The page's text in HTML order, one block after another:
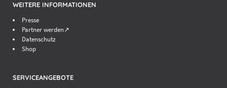
WEITERE INFORMATIONEN
Presse
Partner werden↗
Datenschutz
Shop
SERVICEANGEBOTE